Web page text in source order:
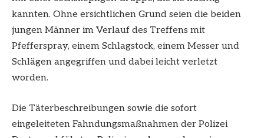
kannten. Ohne ersichtlichen Grund seien die beiden
jungen Männer im Verlauf des Treffens mit
Pfefferspray, einem Schlagstock, einem Messer und
Schlägen angegriffen und dabei leicht verletzt
worden.
Die Täterbeschreibungen sowie die sofort
eingeleiteten Fahndungsmaßnahmen der Polizei